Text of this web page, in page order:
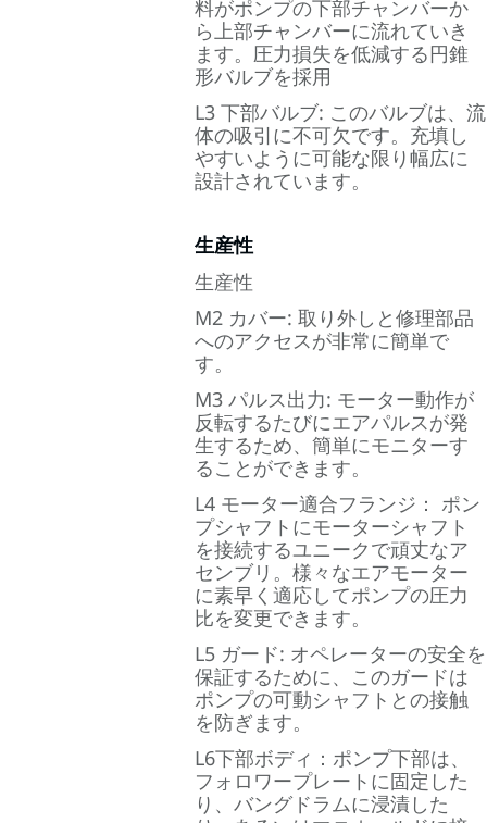
料がポンプの下部チャンバーか
ら上部チャンバーに流れていき
ます。圧力損失を低減する円錐
形バルブを採用
L3 下部バルブ: このバルブは、流
体の吸引に不可欠です。充填し
やすいように可能な限り幅広に
設計されています。
生産性
生産性
M2 カバー: 取り外しと修理部品
へのアクセスが非常に簡単で
す。
M3 パルス出力: モーター動作が
反転するたびにエアパルスが発
生するため、簡単にモニターす
ることができます。
L4 モーター適合フランジ： ポン
プシャフトにモーターシャフト
を接続するユニークで頑丈なア
センブリ。様々なエアモーター
に素早く適応してポンプの圧力
比を変更できます。
L5 ガード: オペレーターの安全を
保証するために、このガードは
ポンプの可動シャフトとの接触
を防ぎます。
L6下部ボディ：ポンプ下部は、
フォロワープレートに固定した
り、バングドラムに浸漬した